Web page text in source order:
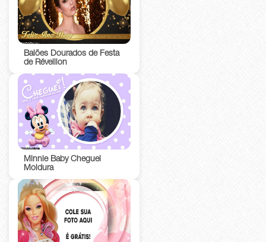
Balões Dourados de Festa
de Réveillon
Minnie Baby Cheguei
Moldura